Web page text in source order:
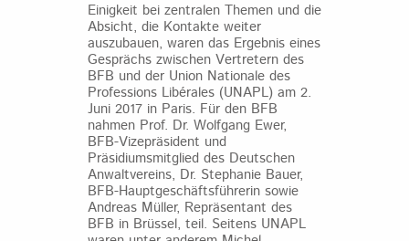
Einigkeit bei zentralen Themen und die
Absicht, die Kontakte weiter
auszubauen, waren das Ergebnis eines
Gesprächs zwischen Vertretern des
BFB und der Union Nationale des
Professions Libérales (UNAPL) am 2.
Juni 2017 in Paris. Für den BFB
nahmen Prof. Dr. Wolfgang Ewer,
BFB-Vizepräsident und
Präsidiumsmitglied des Deutschen
Anwaltvereins, Dr. Stephanie Bauer,
BFB-Hauptgeschäftsführerin sowie
Andreas Müller, Repräsentant des
BFB in Brüssel, teil. Seitens UNAPL